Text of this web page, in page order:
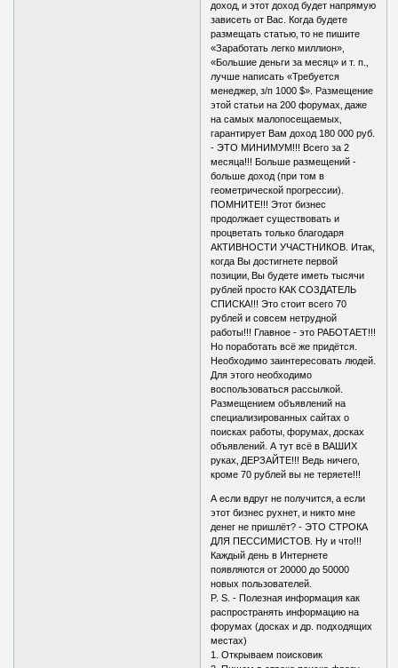
доход‚ и этот доход будет напрямую
зависеть от Вас. Когда будете
размещать статью‚ то не пишите
«Заработать легко миллион»‚
«Большие деньги за месяц» и т. п.‚
лучше написать «Требуется
менеджер‚ з/п 1000 $». Размещение
этой статьи на 200 форумах‚ даже
на самых малопосещаемых‚
гарантирует Вам доход 180 000 руб.
- ЭТО МИНИМУМ!!! Всего за 2
месяца!!! Больше размещений -
больше доход (при том в
геометрической прогрессии).
ПОМНИТЕ!!! Этот бизнес
продолжает существовать и
процветать только благодаря
АКТИВНОСТИ УЧАСТНИКОВ. Итак‚
когда Вы достигнете первой
позиции‚ Вы будете иметь тысячи
рублей просто КАК СОЗДАТЕЛЬ
СПИСКА!!! Это стоит всего 70
рублей и совсем нетрудной
работы!!! Главное - это РАБОТАЕТ!!!
Но поработать всё же придётся.
Необходимо заинтересовать людей.
Для этого необходимо
воспользоваться рассылкой.
Размещением объявлений на
специализированных сайтах о
поисках работы‚ форумах‚ досках
объявлений. А тут всё в ВАШИХ
руках‚ ДЕРЗАЙТЕ!!! Ведь ничего‚
кроме 70 рублей вы не теряете!!!
А если вдруг не получится‚ а если
этот бизнес рухнет‚ и никто мне
денег не пришлёт? - ЭТО СТРОКА
ДЛЯ ПЕССИМИСТОВ. Ну и что!!!
Каждый день в Интернете
появляются от 20000 до 50000
новых пользователей.
P. S. - Полезная информация как
распространять информацию на
форумах (досках и др. подходящих
местах)
1. Открываем поисковик